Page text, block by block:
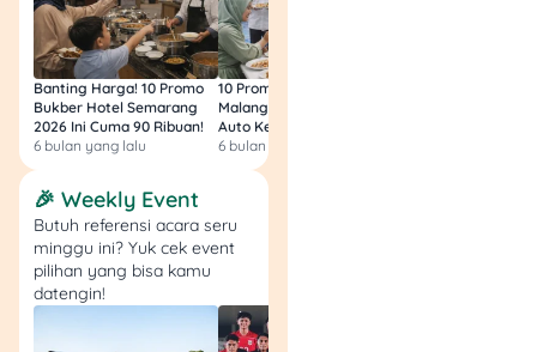
Setelah pembayaran,
proses renovasi dan
pengadaan peralatan akan
dimulai. Tim Indomaret juga
akan membantu proses
pelatihan karyawan dan
sistem operasional toko.
8. Grand Opening
Setelah semua siap, toko
Indomaret milikmu siap
Banting Harga! 10 Promo
Bukber Hotel Semarang
2026 Ini Cuma 90 Ribuan!
6 bulan yang lalu
10 Promo Bukber Hotel
Malang 2026: Start 75rb,
Auto Kenyang!
6 bulan yang lalu
🎉 Weekly Event
Butuh referensi acara seru
minggu ini? Yuk cek event
pilihan yang bisa kamu
datengin!